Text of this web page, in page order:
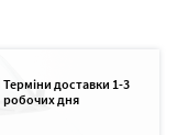
Терміни доставки 1-3
робочих дня